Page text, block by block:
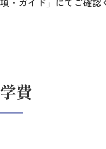
学費